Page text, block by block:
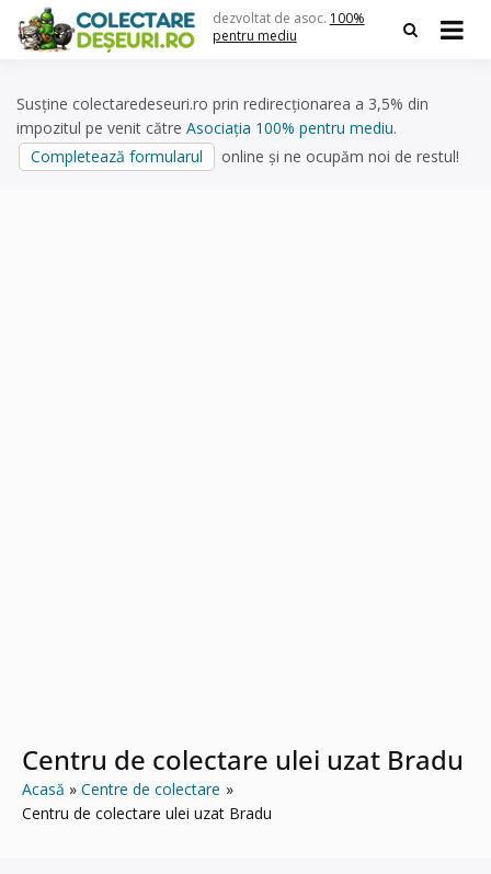
content
dezvoltat de asoc. 100%
pentru mediu
Susține colectaredeseuri.ro prin redirecționarea a 3,5% din
impozitul pe venit către Asociația 100% pentru mediu.
Completează formularul
online și ne ocupăm noi de restul!
Centru de colectare ulei uzat Bradu
Acasă
Centre de colectare
Centru de colectare ulei uzat Bradu